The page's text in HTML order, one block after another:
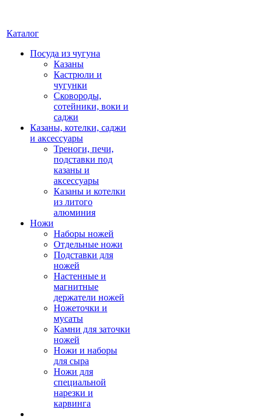
Каталог
Посуда из чугуна
Казаны
Кастрюли и
чугунки
Сковороды,
сотейники, воки и
саджи
Казаны, котелки, саджи
и аксессуары
Треноги, печи,
подставки под
казаны и
аксессуары
Казаны и котелки
из литого
алюминия
Ножи
Наборы ножей
Отдельные ножи
Подставки для
ножей
Настенные и
магнитные
держатели ножей
Ножеточки и
мусаты
Камни для заточки
ножей
Ножи и наборы
для сыра
Ножи для
специальной
нарезки и
карвинга